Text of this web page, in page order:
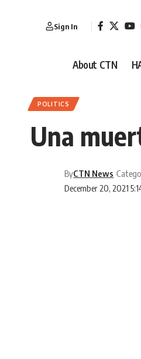
Sign In
About CTN
POLITICS
Una
December 20, 2021
ByCTN News